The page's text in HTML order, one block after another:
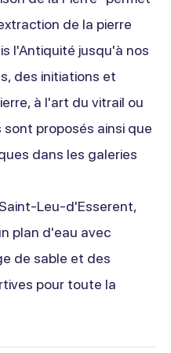
de la pierre
l'Antiquité jusqu'à nos
des initiations et
à l'art du vitrail ou
proposés ainsi que
dans les galeries
Leu-d'Esserent,
plan d'eau avec
de sable et des
pour toute la